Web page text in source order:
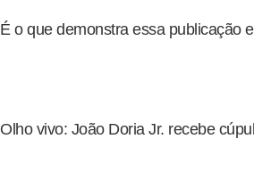
É o que demonstra essa publicação
Olho vivo: João Doria Jr. recebe